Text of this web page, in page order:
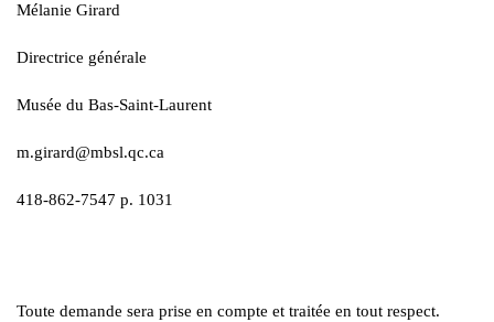
Mélanie Girard
Directrice générale
Musée du Bas-Saint-Laurent
m.girard@mbsl.qc.ca
418-862-7547 p. 1031
Toute demande sera prise en compte et traitée en tout respect.